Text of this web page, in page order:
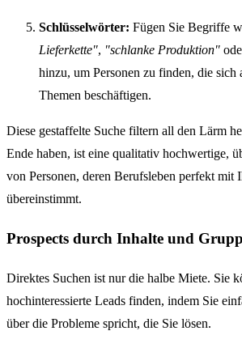
Schlüsselwörter: Fügen Sie Begriffe
Lieferkette", "schlanke Produktion"
hinzu, um Personen zu finden, die sich
Themen beschäftigen.
Diese gestaffelte Suche filtern all den Lärm
Ende haben, ist eine qualitativ hochwertige,
von Personen, deren Berufsleben perfekt mit
übereinstimmt.
Prospects durch Inhalte und
Direktes Suchen ist nur die halbe Miete. Sie
hochinteressierte Leads finden, indem Sie
über die Probleme spricht, die Sie lösen.